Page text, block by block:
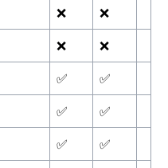
❌ ❌
❌ ❌
✅ ✅
✅ ✅
✅ ✅